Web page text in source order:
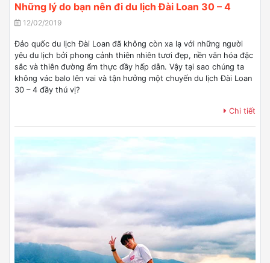
Những lý do bạn nên đi du lịch Đài Loan 30 – 4
12/02/2019
Đảo quốc du lịch Đài Loan đã không còn xa lạ với những người
yêu du lịch bởi phong cảnh thiên nhiên tươi đẹp, nền văn hóa đặc
sắc và thiên đường ẩm thực đầy hấp dẫn. Vậy tại sao chúng ta
không vác balo lên vai và tận hưởng một chuyến du lịch Đài Loan
30 – 4 đầy thú vị?
Chi tiết